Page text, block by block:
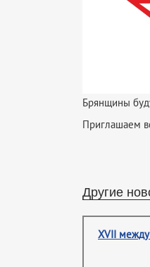
Брянщины
Приглашаем
Другие
XVII